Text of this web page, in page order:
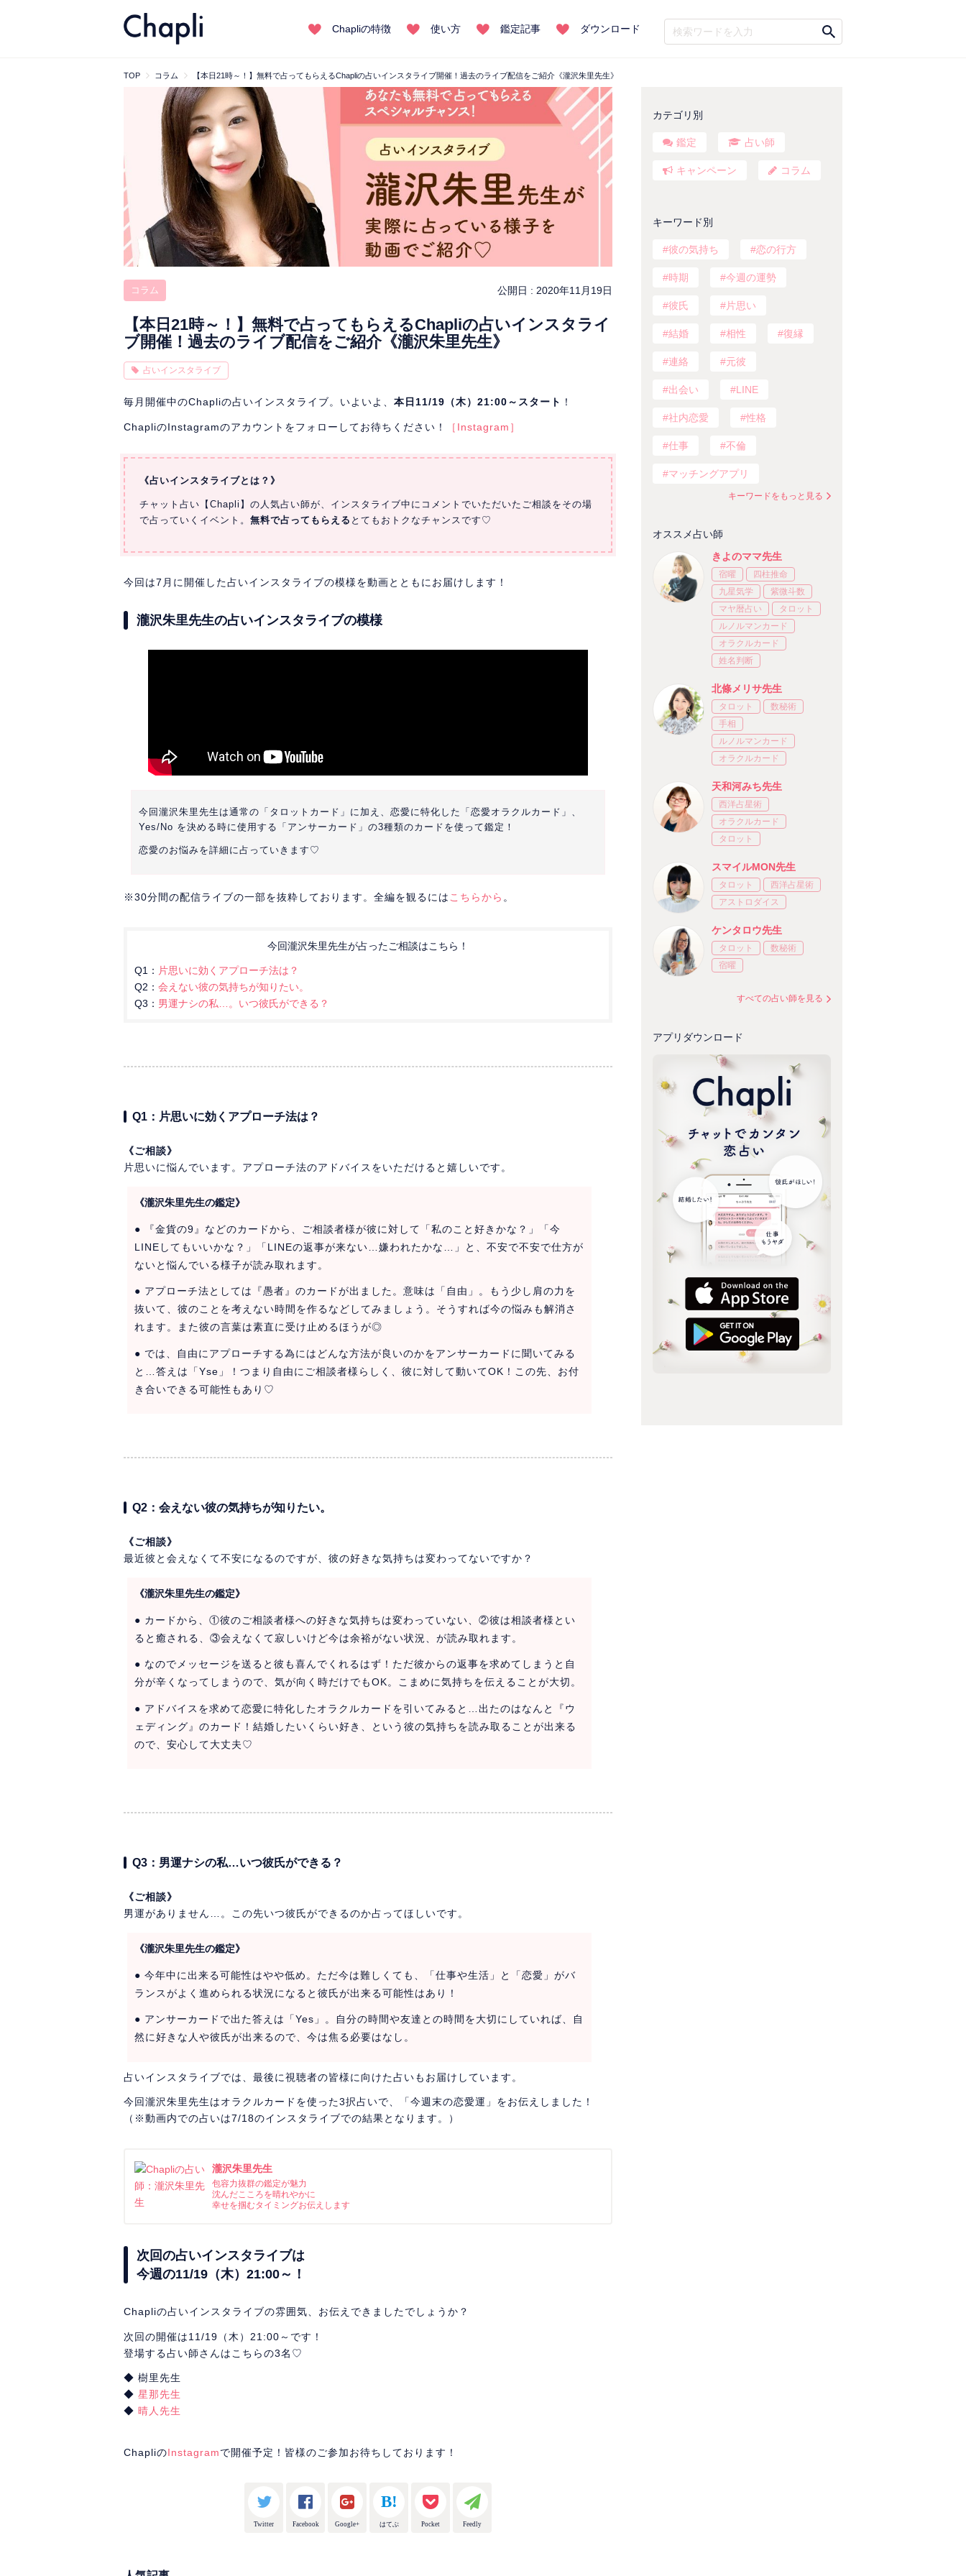
Chapliの特徴 使い方 鑑定記事 ダウンロード
TOP コラム 【本日21時～！】無料で占ってもらえるChapliの占いインスタライブ開催！過去のライブ配信をご紹介《瀧沢朱里先生》
コラム 公開日 : 2020年11月19日
【本日21時～！】無料で占ってもらえるChapliの占いインスタライ
ブ開催！過去のライブ配信をご紹介《瀧沢朱里先生》
占いインスタライブ
毎月開催中のChapliの占いインスタライブ。いよいよ、 本日11/19（木）21:00～スタート ！
ChapliのInstagramのアカウントをフォローしてお待ちください！ ［Instagram］
《占いインスタライブとは？》
チャット占い【Chapli】の人気占い師が、インスタライブ中にコメントでいただいたご相談をその場
で占っていくイベント。 無料で占ってもらえる とてもおトクなチャンスです♡
今回は7月に開催した占いインスタライブの模様を動画とともにお届けします！
瀧沢朱里先生の占いインスタライブの模様
今回瀧沢朱里先生は通常の「タロットカード」に加え、恋愛に特化した「恋愛オラクルカード」、
Yes/No を決める時に使用する「アンサーカード」の3種類のカードを使って鑑定！
恋愛のお悩みを詳細に占っていきます♡
※30分間の配信ライブの一部を抜粋しております。全編を観るには こちらから 。
今回瀧沢朱里先生が占ったご相談はこちら！
Q1： 片思いに効くアプローチ法は？
Q2： 会えない彼の気持ちが知りたい。
Q3： 男運ナシの私…。いつ彼氏ができる？
Q1：片思いに効くアプローチ法は？
《ご相談》
片思いに悩んでいます。アプローチ法のアドバイスをいただけると嬉しいです。
《瀧沢朱里先生の鑑定》
● 『金貨の9』などのカードから、ご相談者様が彼に対して「私のこと好きかな？」「今
LINEしてもいいかな？」「LINEの返事が来ない…嫌われたかな…」と、不安で不安で仕方が
ないと悩んでいる様子が読み取れます。
● アプローチ法としては『愚者』のカードが出ました。意味は「自由」。もう少し肩の力を
抜いて、彼のことを考えない時間を作るなどしてみましょう。そうすれば今の悩みも解消さ
れます。また彼の言葉は素直に受け止めるほうが◎
● では、自由にアプローチする為にはどんな方法が良いのかをアンサーカードに聞いてみる
と…答えは「Yse」！つまり自由にご相談者様らしく、彼に対して動いてOK！この先、お付
き合いできる可能性もあり♡
Q2：会えない彼の気持ちが知りたい。
《ご相談》
最近彼と会えなくて不安になるのですが、彼の好きな気持ちは変わってないですか？
《瀧沢朱里先生の鑑定》
● カードから、①彼のご相談者様への好きな気持ちは変わっていない、②彼は相談者様とい
ると癒される、③会えなくて寂しいけど今は余裕がない状況、が読み取れます。
● なのでメッセージを送ると彼も喜んでくれるはず！ただ彼からの返事を求めてしまうと自
分が辛くなってしまうので、気が向く時だけでもOK。こまめに気持ちを伝えることが大切。
● アドバイスを求めて恋愛に特化したオラクルカードを引いてみると…出たのはなんと『ウ
ェディング』のカード！結婚したいくらい好き、という彼の気持ちを読み取ることが出来る
ので、安心して大丈夫♡
Q3：男運ナシの私…いつ彼氏ができる？
《ご相談》
男運がありません…。この先いつ彼氏ができるのか占ってほしいです。
《瀧沢朱里先生の鑑定》
● 今年中に出来る可能性はやや低め。ただ今は難しくても、「仕事や生活」と「恋愛」がバ
ランスがよく進められる状況になると彼氏が出来る可能性はあり！
● アンサーカードで出た答えは「Yes」。自分の時間や友達との時間を大切にしていれば、自
然に好きな人や彼氏が出来るので、今は焦る必要はなし。
占いインスタライブでは、最後に視聴者の皆様に向けた占いもお届けしています。
今回瀧沢朱里先生はオラクルカードを使った3択占いで、「今週末の恋愛運」をお伝えしました！
（※動画内での占いは7/18のインスタライブでの結果となります。）
瀧沢朱里先生
包容力抜群の鑑定が魅力
沈んだこころを晴れやかに
幸せを掴むタイミングお伝えします
次回の占いインスタライブは
今週の11/19（木）21:00～！
Chapliの占いインスタライブの雰囲気、お伝えできましたでしょうか？
次回の開催は11/19（木）21:00～です！
登場する占い師さんはこちらの3名♡
◆ 樹里先生
◆ 星那先生
◆ 晴人先生
ChapliのInstagramで開催予定！皆様のご参加お待ちしております！
Twitter Facebook Google+ はてぶ Pocket Feedly
カテゴリ別
鑑定 占い師
キャンペーン コラム
キーワード別
彼の気持ち 恋の行方
時期 今週の運勢
彼氏 片思い
結婚 相性 復縁
連絡 元彼
出会い LINE
社内恋愛 性格
仕事 不倫
マッチングアプリ
キーワードをもっと見る
オススメ占い師
きよのママ先生
宿曜
四柱推命
九星気学
紫微斗数
マヤ暦占い
タロット
ルノルマンカード
オラクルカード
姓名判断
北條メリサ先生
タロット
数秘術
手相
ルノルマンカード
オラクルカード
天和河みち先生
西洋占星術
オラクルカード
タロット
スマイルMON先生
タロット
西洋占星術
アストロダイス
ケンタロウ先生
タロット
数秘術
宿曜
すべての占い師を見る
アプリダウンロード